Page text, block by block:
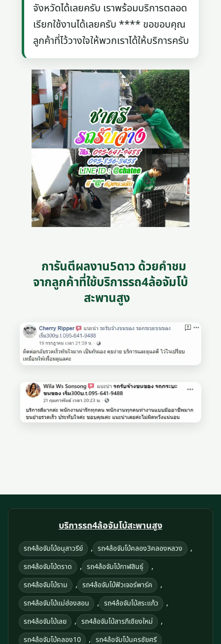
จังหวัดได้เลยครับ เราพร้อมบริการตลอด
เรียกใช้งานได้เลยครับ **** ขอขอบคุณ
ลูกค้าที่ไว้วางใจให้พวกเราได้ให้บริการครับ
การันตีผลงาน5ดาว ด้วยคำชม
จากลูกค้าที่ใช้บริการรถ4ล้อจัมโบ้
สะพานสูง
บริการรถ4ล้อจัมโบ้สะพานสูง
รถ4ล้อจัมโบ้อนุสาวรีย์ , รถ4ล้อจัมโบ้คลอง3คลองหลวง ,
รถ4ล้อจัมโบ้ตราด , รถ4ล้อจัมโบ้กาฬสินธุ์ ,
รถ4ล้อจัมโบ้ราม , รถ4ล้อจัมโบ้ฟิวเจอร์พาร์ค ,
รถ4ล้อจัมโบ้แม่ฮ่องสอน , รถ4ล้อจัมโบ้สระแก้ว ,
รถ4ล้อจัมโบ้เลย , รถ4ล้อจัมโบ้สารภีเชียงใหม่ ,
รถ4ล้อจัมโบ้คลอง10 , รถ4ล้อจัมโบ้นครชัยศรี